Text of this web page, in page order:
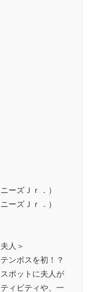
ーズＪｒ．）
ーズＪｒ．）
人＞
ンボスを初！？
ポットに夫人が
ィビティや、一